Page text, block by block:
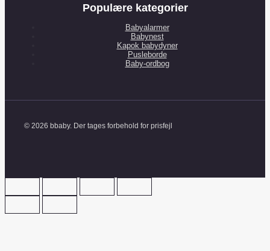
Populære kategorier
Babyalarmer
Babynest
Kapok babydyner
Pusleborde
Baby-ordbog
© 2026 bbaby. Der tages forbehold for prisfejl